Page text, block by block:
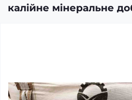
калійне мінеральне